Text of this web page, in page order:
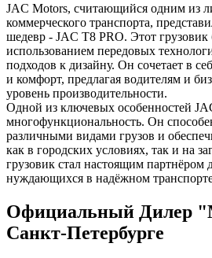
JAC Motors, считающийся одним из
коммерческого транспорта,
шедевр - JAC T8 PRO. Этот грузовик
использованием передовых
подходов к дизайну. Он сочетает в
и комфорт, предлагая водителям и
уровень производительности.
Одной из ключевых особенностей
многофункциональность. Он
различными видами грузов и
как в городских условиях, так и на
грузовик стал настоящим партнёром
нуждающихся в надёжном транспорте
Официальный Дилер
Санкт-Петербурге